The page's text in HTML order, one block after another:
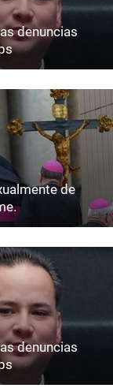
denuncias
de
denuncias